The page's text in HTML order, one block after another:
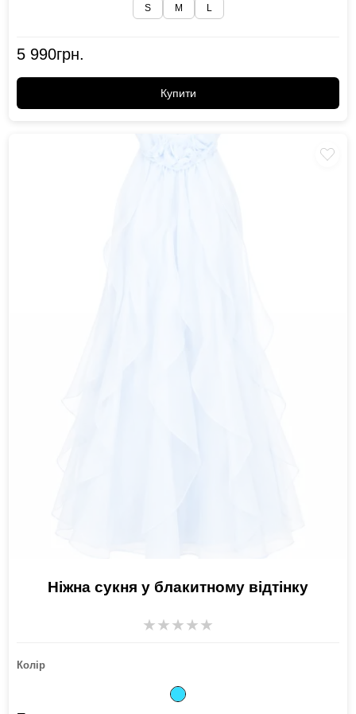
S M L
5 990грн.
Купити
Ніжна сукня у блакитному відтінку
★★★★★
Колір